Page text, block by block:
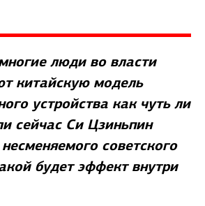
люди во власти
китайскую модель
устройства как чуть ли
сейчас Си Цзиньпин
советского
будет эффект внутри